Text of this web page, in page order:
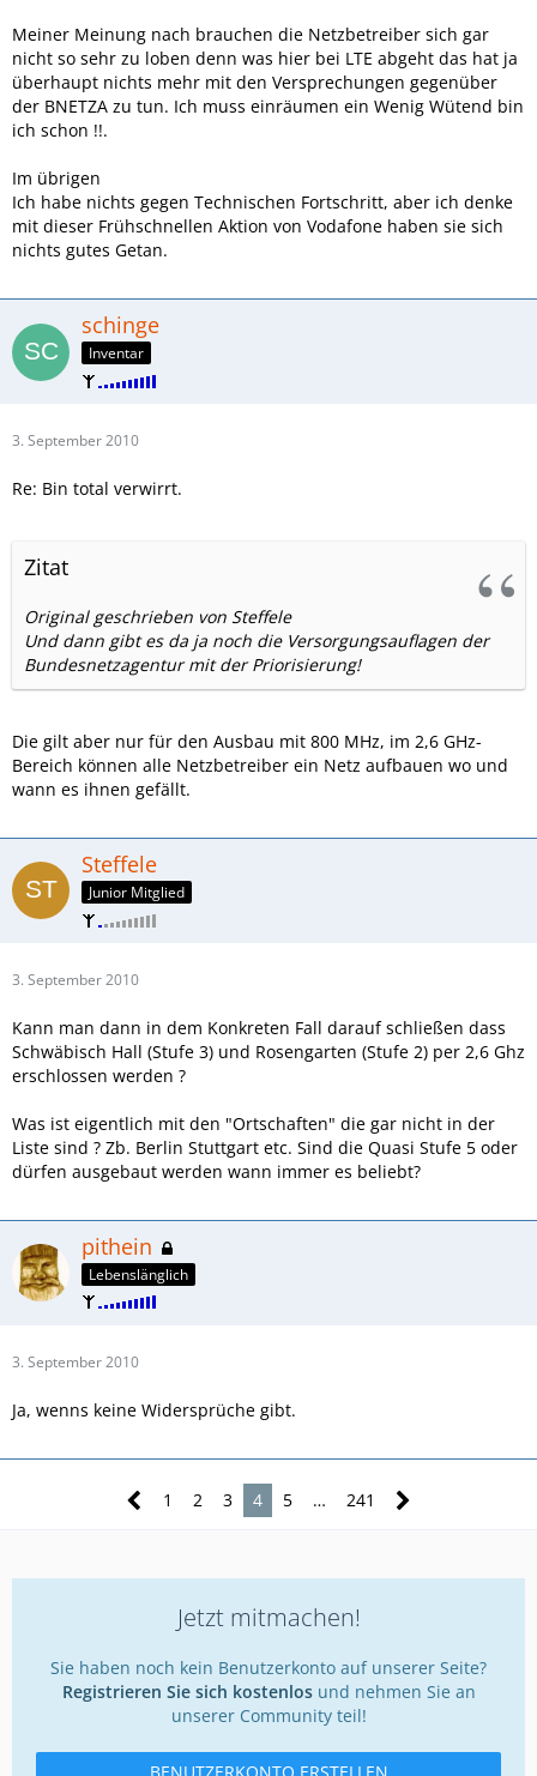
Meiner Meinung nach brauchen die Netzbetreiber sich gar
nicht so sehr zu loben denn was hier bei LTE abgeht das hat ja
überhaupt nichts mehr mit den Versprechungen gegenüber
der BNETZA zu tun. Ich muss einräumen ein Wenig Wütend bin
ich schon !!.
Im übrigen
Ich habe nichts gegen Technischen Fortschritt, aber ich denke
mit dieser Frühschnellen Aktion von Vodafone haben sie sich
nichts gutes Getan.
schinge
Inventar
3. September 2010
Re: Bin total verwirrt.
Zitat
Original geschrieben von Steffele
Und dann gibt es da ja noch die Versorgungsauflagen der
Bundesnetzagentur mit der Priorisierung!
Die gilt aber nur für den Ausbau mit 800 MHz, im 2,6 GHz-
Bereich können alle Netzbetreiber ein Netz aufbauen wo und
wann es ihnen gefällt.
Steffele
Junior Mitglied
3. September 2010
Kann man dann in dem Konkreten Fall darauf schließen dass
Schwäbisch Hall (Stufe 3) und Rosengarten (Stufe 2) per 2,6 Ghz
erschlossen werden ?
Was ist eigentlich mit den "Ortschaften" die gar nicht in der
Liste sind ? Zb. Berlin Stuttgart etc. Sind die Quasi Stufe 5 oder
dürfen ausgebaut werden wann immer es beliebt?
pithein
Lebenslänglich
3. September 2010
Ja, wenns keine Widersprüche gibt.
1 2 3 4 5 … 241
Jetzt mitmachen!
Sie haben noch kein Benutzerkonto auf unserer Seite?
Registrieren Sie sich kostenlosund nehmen Sie an
unserer Community teil!
BENUTZERKONTO ERSTELLEN